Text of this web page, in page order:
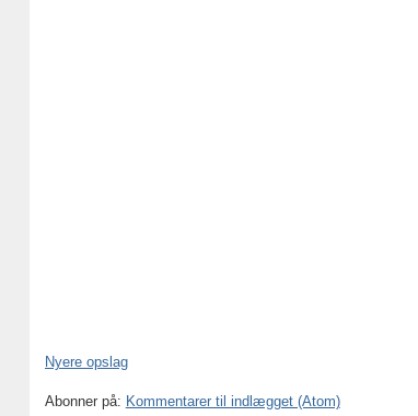
Nyere opslag
Abonner på: Kommentarer til indlægget (Atom)